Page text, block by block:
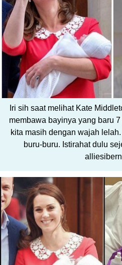
Iri sih saat melihat Kate
membawa bayinya yang baru
kita masih dengan wajah
buru-buru. Istirahat dulu